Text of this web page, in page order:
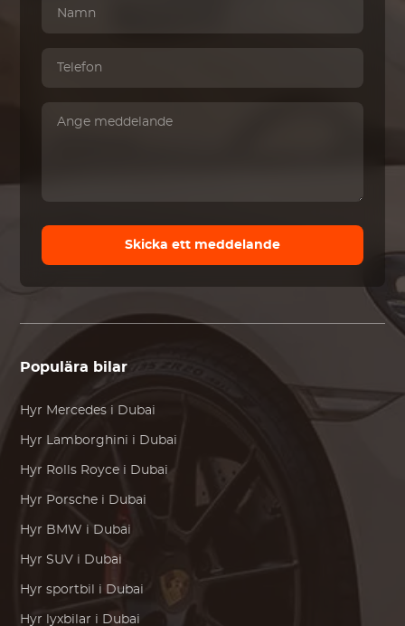
Skicka ett meddelande
Populära bilar
Hyr Mercedes i Dubai
Hyr Lamborghini i Dubai
Hyr Rolls Royce i Dubai
Hyr Porsche i Dubai
Hyr BMW i Dubai
Hyr SUV i Dubai
Hyr sportbil i Dubai
Hyr lyxbilar i Dubai